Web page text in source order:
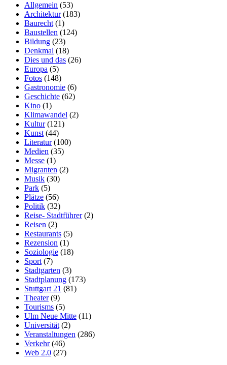
Allgemein (53)
Architektur(183)
Baurecht (1)
Baustellen (124)
Bildung (23)
Denkmal (18)
Dies und das (26)
Europa (5)
Fotos (148)
Gastronomie (6)
Geschichte (62)
Kino (1)
Klimawandel (2)
Kultur(121)
Kunst (44)
Literatur(100)
Medien (35)
Messe (1)
Migranten (2)
Musik (30)
Park (5)
Plätze (56)
Politik (32)
Reise- Stadtführer(2)
Reisen (2)
Restaurants (5)
Rezension (1)
Soziologie (18)
Sport (7)
Stadtgarten (3)
Stadtplanung (173)
Stuttgart 21 (81)
Theater(9)
Tourisms (5)
Ulm Neue Mitte (11)
Universität (2)
Veranstaltungen (286)
Verkehr(46)
Web 2.0 (27)